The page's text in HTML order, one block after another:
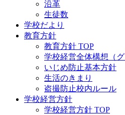
沿革
生徒数
学校だより
教育方針
教育方針 TOP
学校経営全体構想（グ
いじめ防止基本方針
生活のきまり
盗撮防止校内ルール
学校経営方針
学校経営方針 TOP